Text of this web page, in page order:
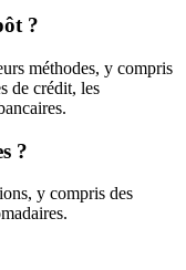
?
méthodes, y compris
de crédit, les
?
y compris des